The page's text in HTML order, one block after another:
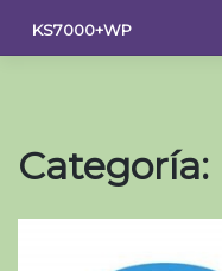
contenido
KS7000+WP
Categoría: